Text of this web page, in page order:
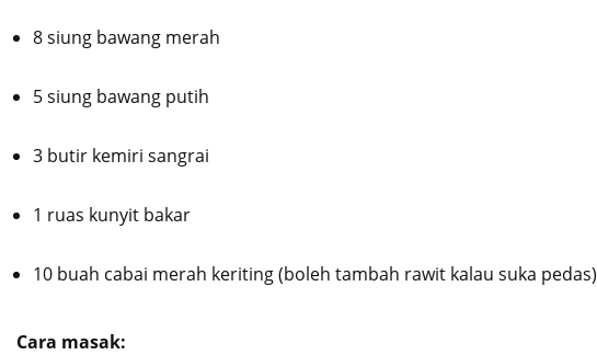
8 siung bawang merah
5 siung bawang putih
3 butir kemiri sangrai
1 ruas kunyit bakar
10 buah cabai merah keriting (boleh tambah rawit kalau suka pedas)
Cara masak: